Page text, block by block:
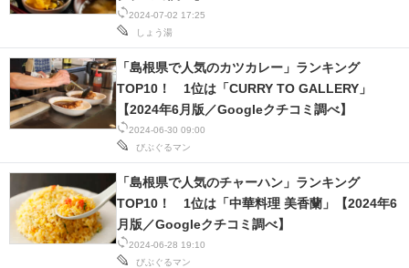
2024-07-02 17:25
しょう湯
2024-06-30 09:00
びぶぐるマン
「島根県で人気のカツカレー」ランキング
TOP10！ 1位は「CURRY TO GALLERY」
【2024年6月版／Googleクチコミ調べ】
2024-06-28 19:10
びぶぐるマン
「島根県で人気のチャーハン」ランキング
TOP10！ 1位は「中華料理 美香蘭」【2024年6
月版／Googleクチコミ調べ】